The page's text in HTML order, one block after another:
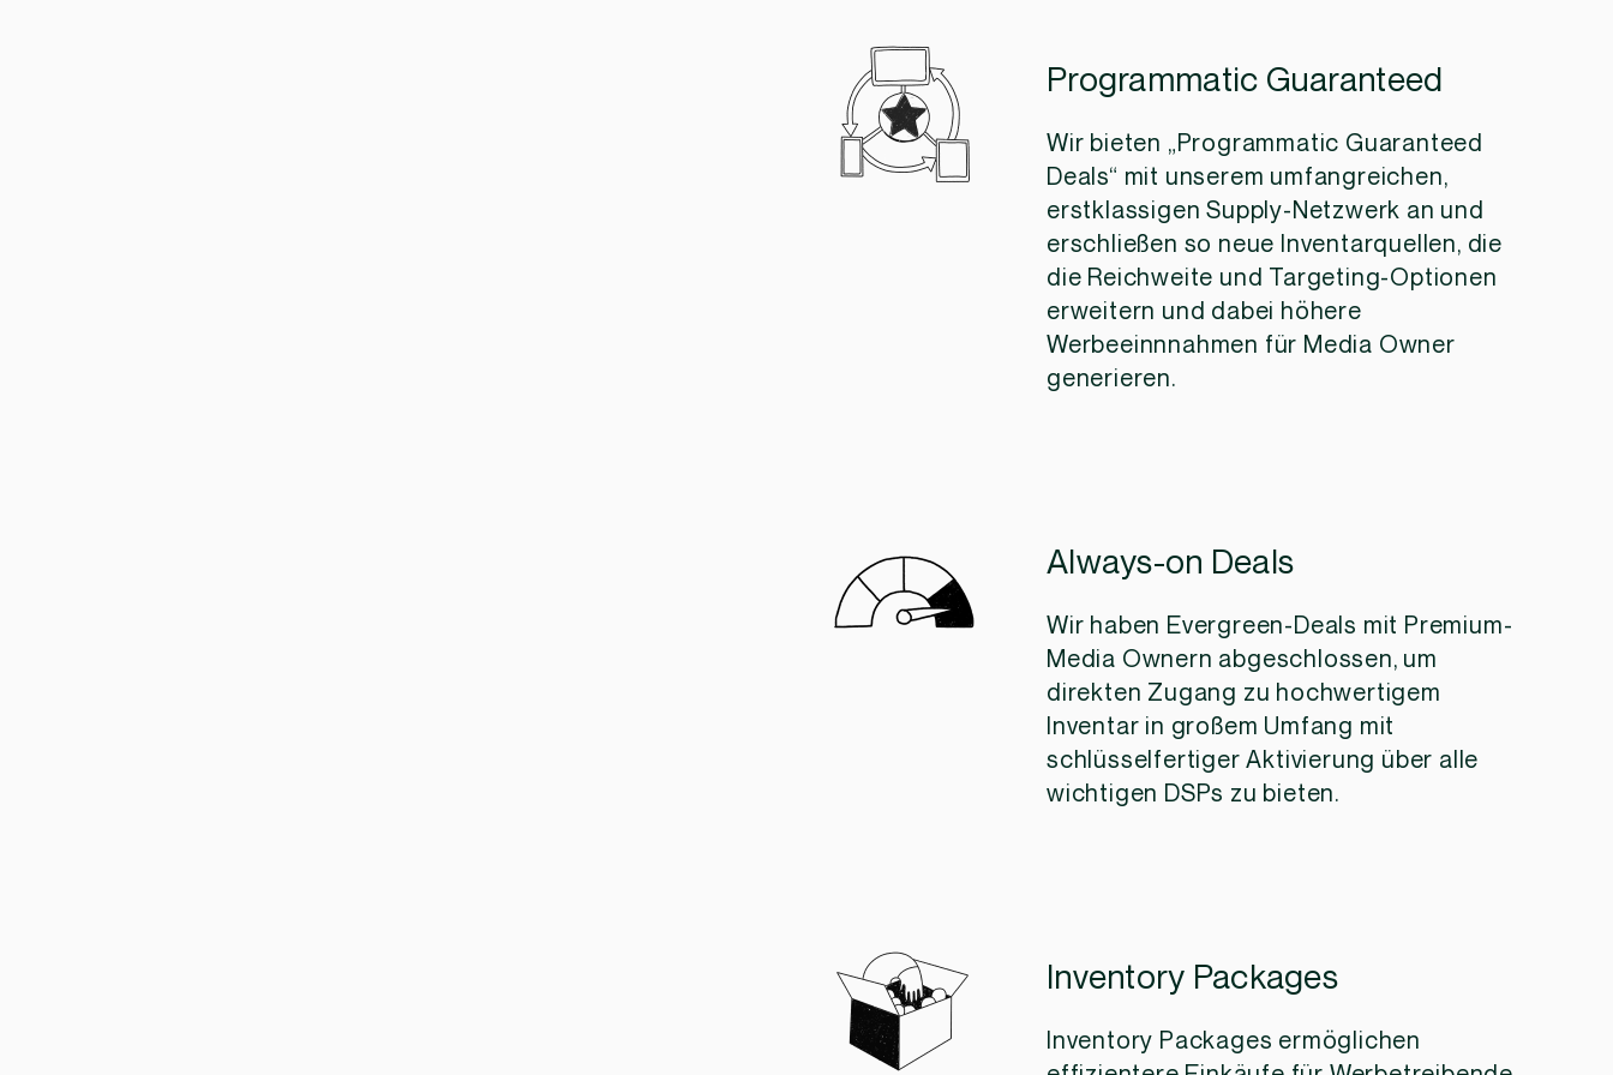
Programmatic Guaranteed
Wir bieten „Programmatic Guaranteed
Deals“ mit unserem umfangreichen,
erstklassigen Supply-Netzwerk an und
erschließen so neue Inventarquellen, die
die Reichweite und Targeting-Optionen
erweitern und dabei höhere
Werbeeinnnahmen für Media Owner
generieren.
Always-on Deals
Wir haben Evergreen-Deals mit Premium-
Media Ownern abgeschlossen, um
direkten Zugang zu hochwertigem
Inventar in großem Umfang mit
schlüsselfertiger Aktivierung über alle
wichtigen DSPs zu bieten.
Inventory Packages
Inventory Packages ermöglichen